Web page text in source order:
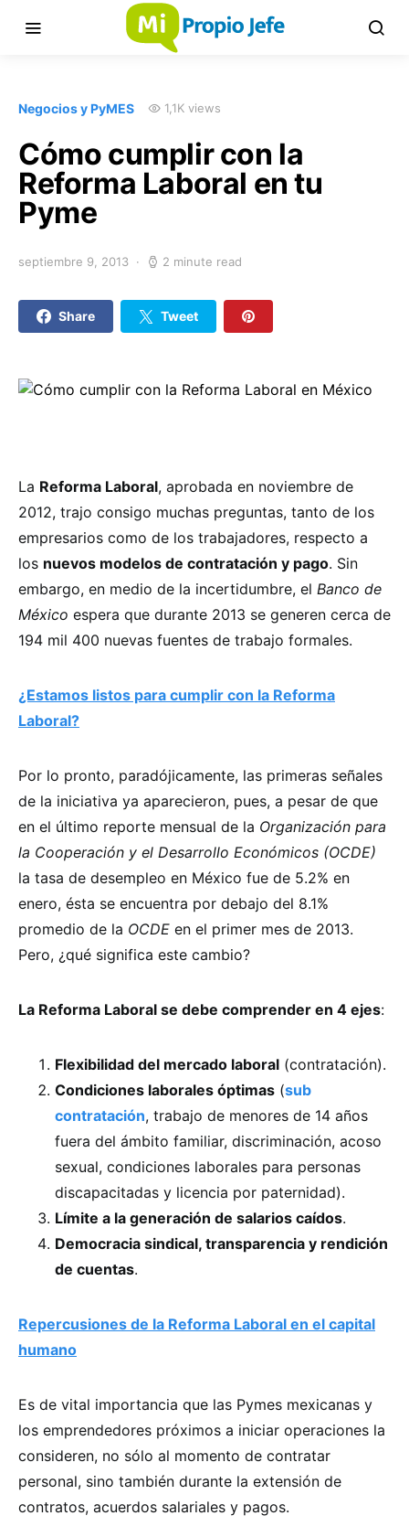
Negocios y PyMES 1,1K views
Cómo cumplir con la
Reforma Laboral en tu
Pyme
septiembre 9, 2013 2 minute read
Share Tweet
La Reforma Laboral, aprobada en noviembre de
2012, trajo consigo muchas preguntas, tanto de los
empresarios como de los trabajadores, respecto a
los nuevos modelos de contratación y pago. Sin
embargo, en medio de la incertidumbre, el Banco de
México espera que durante 2013 se generen cerca de
194 mil 400 nuevas fuentes de trabajo formales.
¿Estamos listos para cumplir con la Reforma
Laboral?
Por lo pronto, paradójicamente, las primeras señales
de la iniciativa ya aparecieron, pues, a pesar de que
en el último reporte mensual de la Organización para
la Cooperación y el Desarrollo Económicos (OCDE)
la tasa de desempleo en México fue de 5.2% en
enero, ésta se encuentra por debajo del 8.1%
promedio de la OCDE en el primer mes de 2013.
Pero, ¿qué significa este cambio?
La Reforma Laboral se debe comprender en 4 ejes:
Flexibilidad del mercado laboral (contratación).
Condiciones laborales óptimas (sub
contratación, trabajo de menores de 14 años
fuera del ámbito familiar, discriminación, acoso
sexual, condiciones laborales para personas
discapacitadas y licencia por paternidad).
Límite a la generación de salarios caídos.
Democracia sindical, transparencia y rendición
de cuentas.
Repercusiones de la Reforma Laboral en el capital
humano
Es de vital importancia que las Pymes mexicanas y
los emprendedores próximos a iniciar operaciones la
consideren, no sólo al momento de contratar
personal, sino también durante la extensión de
contratos, acuerdos salariales y pagos.